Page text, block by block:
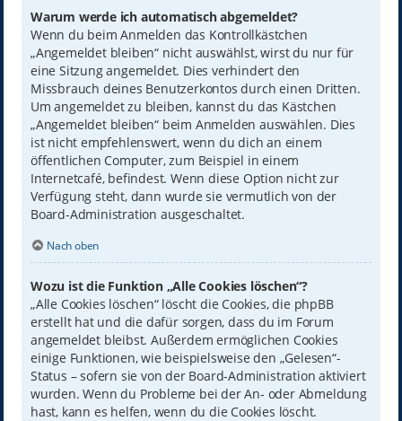
Warum werde ich automatisch abgemeldet?
Wenn du beim Anmelden das Kontrollkästchen
„Angemeldet bleiben“ nicht auswählst, wirst du nur für
eine Sitzung angemeldet. Dies verhindert den
Missbrauch deines Benutzerkontos durch einen Dritten.
Um angemeldet zu bleiben, kannst du das Kästchen
„Angemeldet bleiben“ beim Anmelden auswählen. Dies
ist nicht empfehlenswert, wenn du dich an einem
öffentlichen Computer, zum Beispiel in einem
Internetcafé, befindest. Wenn diese Option nicht zur
Verfügung steht, dann wurde sie vermutlich von der
Board-Administration ausgeschaltet.
Nach oben
Wozu ist die Funktion „Alle Cookies löschen“?
„Alle Cookies löschen“ löscht die Cookies, die phpBB
erstellt hat und die dafür sorgen, dass du im Forum
angemeldet bleibst. Außerdem ermöglichen Cookies
einige Funktionen, wie beispielsweise den „Gelesen“-
Status – sofern sie von der Board-Administration aktiviert
wurden. Wenn du Probleme bei der An- oder Abmeldung
hast, kann es helfen, wenn du die Cookies löscht.